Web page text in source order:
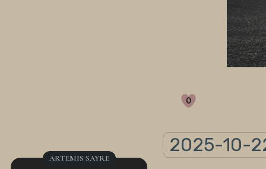
0
2025-10-
ARTEMIS SAYRE